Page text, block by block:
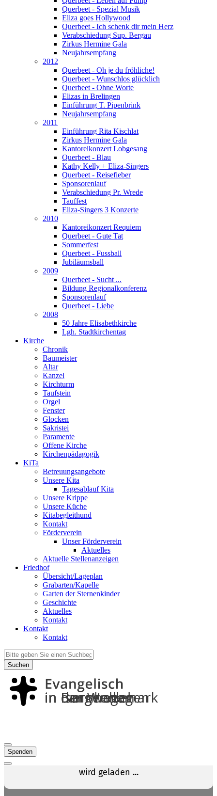
Querbeet - Spezial Musik
Eliza goes Hollywood
Querbeet - Ich schenk dir mein Herz
Verabschiedung Sup. Bergau
Zirkus Hermine Gala
Neujahrsempfang
2012
Querbeet - Oh je du fröhliche!
Querbeet - Wunschlos glücklich
Querbeet - Ohne Worte
Elizas in Brelingen
Einführung T. Pipenbrink
Neujahrsempfang
2011
Einführung Rita Kischlat
Zirkus Hermine Gala
Kantoreikonzert Lobgesang
Querbeet - Blau
Kathy Kelly + Eliza-Singers
Querbeet - Reisefieber
Sponsorenlauf
Verabschiedung Pr. Wrede
Tauffest
Eliza-Singers 3 Konzerte
2010
Kantoreikonzert Requiem
Querbeet - Gute Tat
Sommerfest
Querbeet - Fussball
Jubiläumsball
2009
Querbeet - Sucht ...
Bildung Regionalkonferenz
Sponsorenlauf
Querbeet - Liebe
2008
50 Jahre Elisabethkirche
Lgh. Stadtkirchentag
Kirche
Chronik
Baumeister
Altar
Kanzel
Kirchturm
Taufstein
Orgel
Fenster
Glocken
Sakristei
Paramente
Offene Kirche
Kirchenpädagogik
KiTa
Betreuungsangebote
Unsere Kita
Tagesablauf Kita
Unsere Krippe
Unsere Küche
Kitabegleithund
Kontakt
Förderverein
Unser Förderverein
Aktuelles
Aktuelle Stellenanzeigen
Friedhof
Übersicht/Lageplan
Grabarten/Kapelle
Garten der Sternenkinder
Geschichte
Aktuelles
Kontakt
Kontakt
Kontakt
Suchen
Spenden